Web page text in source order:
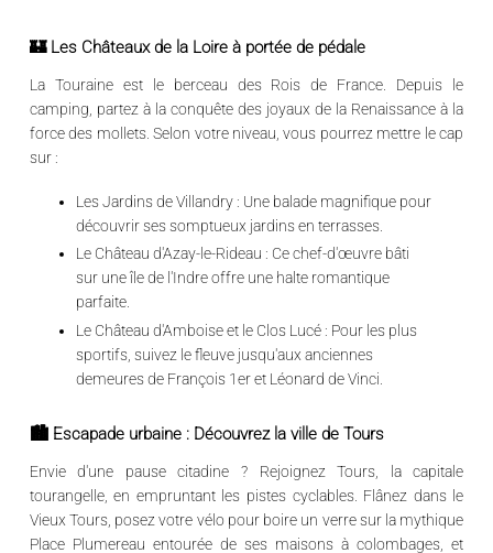
🏰 Les Châteaux de la Loire à portée de pédale
La Touraine est le berceau des Rois de France. Depuis le
camping, partez à la conquête des joyaux de la Renaissance à la
force des mollets. Selon votre niveau, vous pourrez mettre le cap
sur :
Les Jardins de Villandry : Une balade magnifique pour
découvrir ses somptueux jardins en terrasses.
Le Château d'Azay-le-Rideau : Ce chef-d'œuvre bâti
sur une île de l'Indre offre une halte romantique
parfaite.
Le Château d'Amboise et le Clos Lucé : Pour les plus
sportifs, suivez le fleuve jusqu'aux anciennes
demeures de François 1er et Léonard de Vinci.
🏙️ Escapade urbaine : Découvrez la ville de Tours
Envie d'une pause citadine ? RejoignezTours , la capitale
tourangelle, en empruntant les pistes cyclables. Flânez dans le
Vieux Tours, posez votre vélo pour boire un verre sur la mythique
Place Plumereau entourée de ses maisons à colombages, et